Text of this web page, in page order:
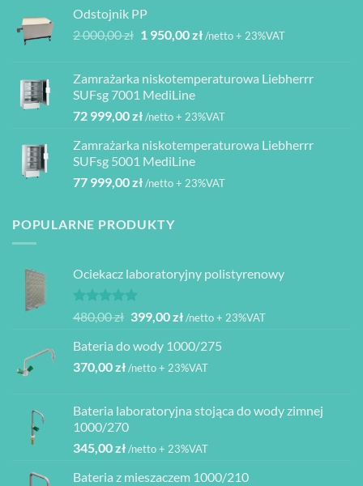
840,00 zł
080,00 zł
Odstojnik PP
2 000,00zł Pierwotna
2
000,00 zł.
1 950,00złAktualna
1
/netto + 23%VAT
Zamrażarka niskotemperaturowa Liebherrr
SUFsg 7001 MediLine
72 999,00zł/netto + 23%VAT
Zamrażarka niskotemperaturowa Liebherrr
SUFsg 5001 MediLine
77 999,00zł/netto + 23%VAT
POPULARNE PRODUKTY
Ociekacz laboratoryjny polistyrenowy
Oceniono
na 5
480,00zł Pierwotna
wynosiła:
480,00 zł.
399,00złAktualna
wynosi:
399,00 zł.
/netto + 23%VAT
Bateria do wody 1000/275
370,00zł/netto + 23%VAT
Bateria laboratoryjna stojąca do wody zimnej
1000/270
345,00zł/netto + 23%VAT
Bateria z mieszaczem 1000/210